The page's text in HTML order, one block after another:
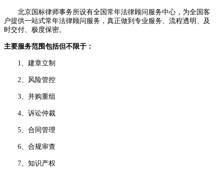
北京国标律师事务所设有全国常年法律顾问服务中心，为全国客
户提供一站式常年法律顾问服务，真正做到专业服务、流程透明、及
时交付、极度保密。
主要服务范围包括但不限于：
1、建章立制
2、风险管控
3、并购重组
4、诉讼仲裁
5、合同管理
6、合规审查
7、知识产权